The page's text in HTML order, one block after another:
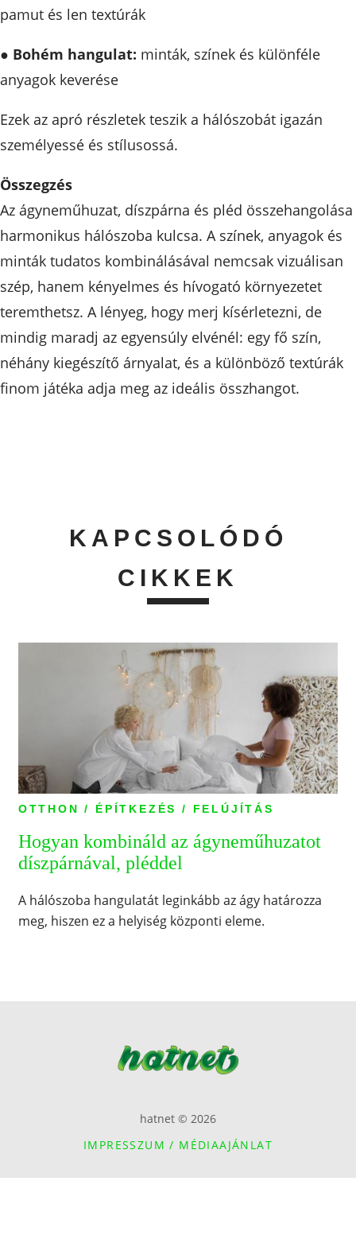
pamut és len textúrák
● Bohém hangulat: minták, színek és különféle
anyagok keverése
Ezek az apró részletek teszik a hálószobát igazán
személyessé és stílusossá.
Összegzés
Az ágyneműhuzat, díszpárna és pléd összehangolása
harmonikus hálószoba kulcsa. A színek, anyagok és
minták tudatos kombinálásával nemcsak vizuálisan
szép, hanem kényelmes és hívogató környezetet
teremthetsz. A lényeg, hogy merj kísérletezni, de
mindig maradj az egyensúly elvénél: egy fő szín,
néhány kiegészítő árnyalat, és a különböző textúrák
finom játéka adja meg az ideális összhangot.
KAPCSOLÓDÓ
CIKKEK
OTTHON / ÉPÍTKEZÉS / FELÚJÍTÁS
Hogyan kombináld az ágyneműhuzatot
díszpárnával, pléddel
A hálószoba hangulatát leginkább az ágy határozza
meg, hiszen ez a helyiség központi eleme.
hatnet © 2026
IMPRESSZUM / MÉDIAAJÁNLAT